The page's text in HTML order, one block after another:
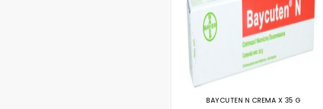
BAYCUTEN N CREMA X 35 G